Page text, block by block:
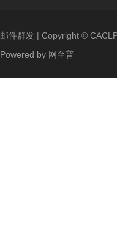
邮件群发 | Copyright ©
Powered by 网至普